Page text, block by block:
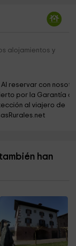
6,4 km
8,3 km
9,3 km
alojamientos y
Al reservar con
por la Garantía
al viajero de
han